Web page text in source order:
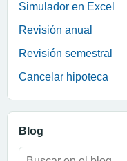
Simulador en Excel
Revisión anual
Revisión semestral
Cancelar hipoteca
Blog
Buscar: